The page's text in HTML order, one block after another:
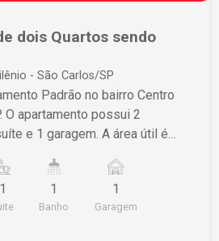
dois Quartos sendo
- São Carlos/SP
Padrão no bairro Centro
2
garagem. A área útil é
entre em contato para
1 1
Banho
1
Garagem